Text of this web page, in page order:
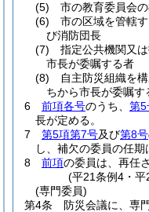
(5)
市の教育委員会
(6)
市の区域を管轄
び消防団長
(7)
指定公共機関又
市長が委嘱する者
(8)
自主防災組織を
ちから市長が委嘱す
6
前項各号のうち、 第5
長が定める。
7
第5項第7号及び第8号
し、補欠の委員の任期
8
前項の委員は、再任
(平21条例4・
(専門委員)
第4条
防災会議に、専